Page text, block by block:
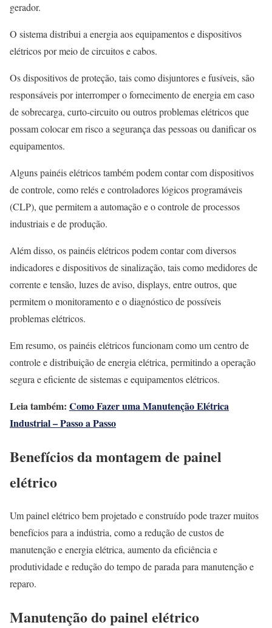
gerador.
O sistema distribui a energia aos equipamentos e dispositivos
elétricos por meio de circuitos e cabos.
Os dispositivos de proteção, tais como disjuntores e fusíveis, são
responsáveis por interromper o fornecimento de energia em caso
de sobrecarga, curto-circuito ou outros problemas elétricos que
possam colocar em risco a segurança das pessoas ou danificar os
equipamentos.
Alguns painéis elétricos também podem contar com dispositivos
de controle, como relés e controladores lógicos programáveis
(CLP), que permitem a automação e o controle de processos
industriais e de produção.
Além disso, os painéis elétricos podem contar com diversos
indicadores e dispositivos de sinalização, tais como medidores de
corrente e tensão, luzes de aviso, displays, entre outros, que
permitem o monitoramento e o diagnóstico de possíveis
problemas elétricos.
Em resumo, os painéis elétricos funcionam como um centro de
controle e distribuição de energia elétrica, permitindo a operação
segura e eficiente de sistemas e equipamentos elétricos.
Leia também: Como Fazer uma Manutenção Elétrica
Industrial – Passo a Passo
Benefícios da montagem de painel
elétrico
Um painel elétrico bem projetado e construído pode trazer muitos
benefícios para a indústria, como a redução de custos de
manutenção e energia elétrica, aumento da eficiência e
produtividade e redução do tempo de parada para manutenção e
reparo.
Manutenção do painel elétrico